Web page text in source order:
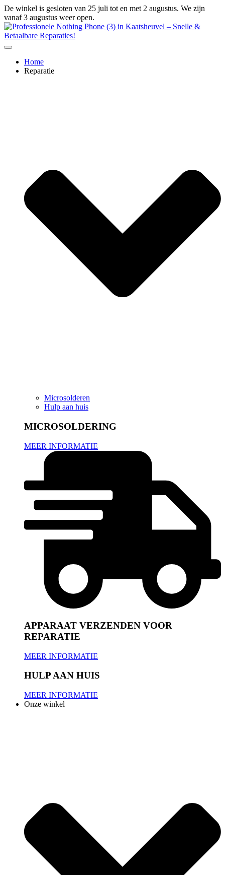
Ga
naar
de
inhoud
De winkel is gesloten van 25 juli tot en met 2 augustus. We zijn
vanaf 3 augustus weer open.
Home
Reparatie
Microsolderen
Hulp aan huis
MICROSOLDERING
MEER INFORMATIE
APPARAAT VERZENDEN VOOR
REPARATIE
MEER INFORMATIE
HULP AAN HUIS
MEER INFORMATIE
Onze winkel